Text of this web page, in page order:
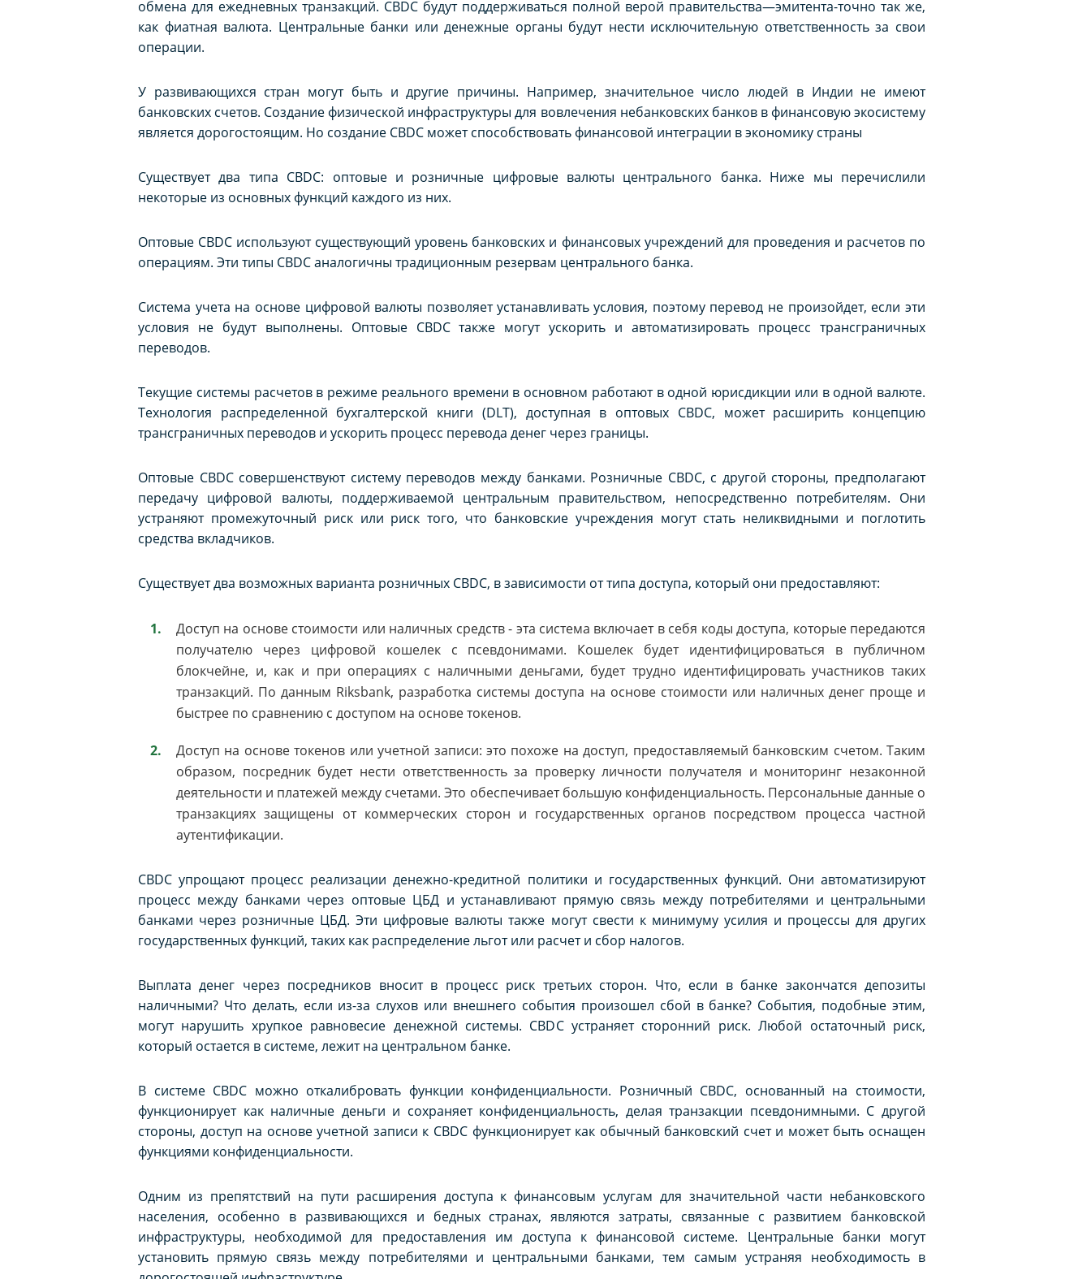
обмена для ежедневных транзакций. CBDC будут поддерживаться полной верой правительства—эмитента-точно так же,
как фиатная валюта. Центральные банки или денежные органы будут нести исключительную ответственность за свои
операции.
У развивающихся стран могут быть и другие причины. Например, значительное число людей в Индии не имеют
банковских счетов. Создание физической инфраструктуры для вовлечения небанковских банков в финансовую экосистему
является дорогостоящим. Но создание CBDC может способствовать финансовой интеграции в экономику страны
Существует два типа CBDC: оптовые и розничные цифровые валюты центрального банка. Ниже мы перечислили
некоторые из основных функций каждого из них.
Оптовые CBDC используют существующий уровень банковских и финансовых учреждений для проведения и расчетов по
операциям. Эти типы CBDC аналогичны традиционным резервам центрального банка.
Система учета на основе цифровой валюты позволяет устанавливать условия, поэтому перевод не произойдет, если эти
условия не будут выполнены. Оптовые CBDC также могут ускорить и автоматизировать процесс трансграничных
переводов.
Текущие системы расчетов в режиме реального времени в основном работают в одной юрисдикции или в одной валюте.
Технология распределенной бухгалтерской книги (DLT), доступная в оптовых CBDC, может расширить концепцию
трансграничных переводов и ускорить процесс перевода денег через границы.
Оптовые CBDC совершенствуют систему переводов между банками. Розничные CBDC, с другой стороны, предполагают
передачу цифровой валюты, поддерживаемой центральным правительством, непосредственно потребителям. Они
устраняют промежуточный риск или риск того, что банковские учреждения могут стать неликвидными и поглотить
средства вкладчиков.
Существует два возможных варианта розничных CBDC, в зависимости от типа доступа, который они предоставляют:
Доступ на основе стоимости или наличных средств - эта система включает в себя коды доступа, которые передаются
получателю через цифровой кошелек с псевдонимами. Кошелек будет идентифицироваться в публичном
блокчейне, и, как и при операциях с наличными деньгами, будет трудно идентифицировать участников таких
транзакций. По данным Riksbank, разработка системы доступа на основе стоимости или наличных денег проще и
быстрее по сравнению с доступом на основе токенов.
Доступ на основе токенов или учетной записи: это похоже на доступ, предоставляемый банковским счетом. Таким
образом, посредник будет нести ответственность за проверку личности получателя и мониторинг незаконной
деятельности и платежей между счетами. Это обеспечивает большую конфиденциальность. Персональные данные о
транзакциях защищены от коммерческих сторон и государственных органов посредством процесса частной
аутентификации.
CBDC упрощают процесс реализации денежно-кредитной политики и государственных функций. Они автоматизируют
процесс между банками через оптовые ЦБД и устанавливают прямую связь между потребителями и центральными
банками через розничные ЦБД. Эти цифровые валюты также могут свести к минимуму усилия и процессы для других
государственных функций, таких как распределение льгот или расчет и сбор налогов.
Выплата денег через посредников вносит в процесс риск третьих сторон. Что, если в банке закончатся депозиты
наличными? Что делать, если из-за слухов или внешнего события произошел сбой в банке? События, подобные этим,
могут нарушить хрупкое равновесие денежной системы. CBDC устраняет сторонний риск. Любой остаточный риск,
который остается в системе, лежит на центральном банке.
В системе CBDC можно откалибровать функции конфиденциальности. Розничный CBDC, основанный на стоимости,
функционирует как наличные деньги и сохраняет конфиденциальность, делая транзакции псевдонимными. С другой
стороны, доступ на основе учетной записи к CBDC функционирует как обычный банковский счет и может быть оснащен
функциями конфиденциальности.
Одним из препятствий на пути расширения доступа к финансовым услугам для значительной части небанковского
населения, особенно в развивающихся и бедных странах, являются затраты, связанные с развитием банковской
инфраструктуры, необходимой для предоставления им доступа к финансовой системе. Центральные банки могут
установить прямую связь между потребителями и центральными банками, тем самым устраняя необходимость в